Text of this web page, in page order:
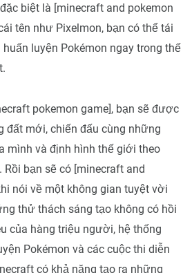
biệt là [minecraft and pokemon
tên như Pixelmon, bạn có thể tái
luyện Pokémon ngay trong thế
pokemon game], bạn sẽ được
đất mới, chiến đấu cùng những
mình và định hình thế giới theo
bạn sẽ có [minecraft and
nói về một không gian tuyệt vời
thử thách sáng tạo không có hồi
của hàng triệu người, hệ thống
Pokémon và các cuộc thi diễn
có khả năng tạo ra những